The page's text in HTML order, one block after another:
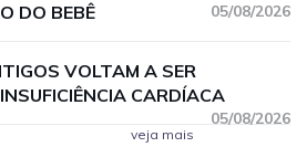
DO BEBÊ
05/08/2026
VOLTAM A SER
CARDÍACA
05/08/2026
veja mais